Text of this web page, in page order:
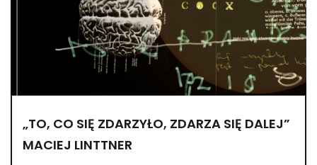
„TO, CO SIĘ ZDARZYŁO, ZDARZA SIĘ DALEJ”
MACIEJ LINTTNER